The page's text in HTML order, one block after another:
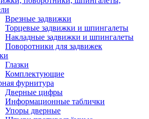
Врезные задвижки
Торцевые задвижки и шпингалеты
Накладные задвижки и шпингалеты
Поворотники для задвижек
Глазки
Комплектующие
фурнитура
Дверные цифры
Информационные таблички
Упоры дверные